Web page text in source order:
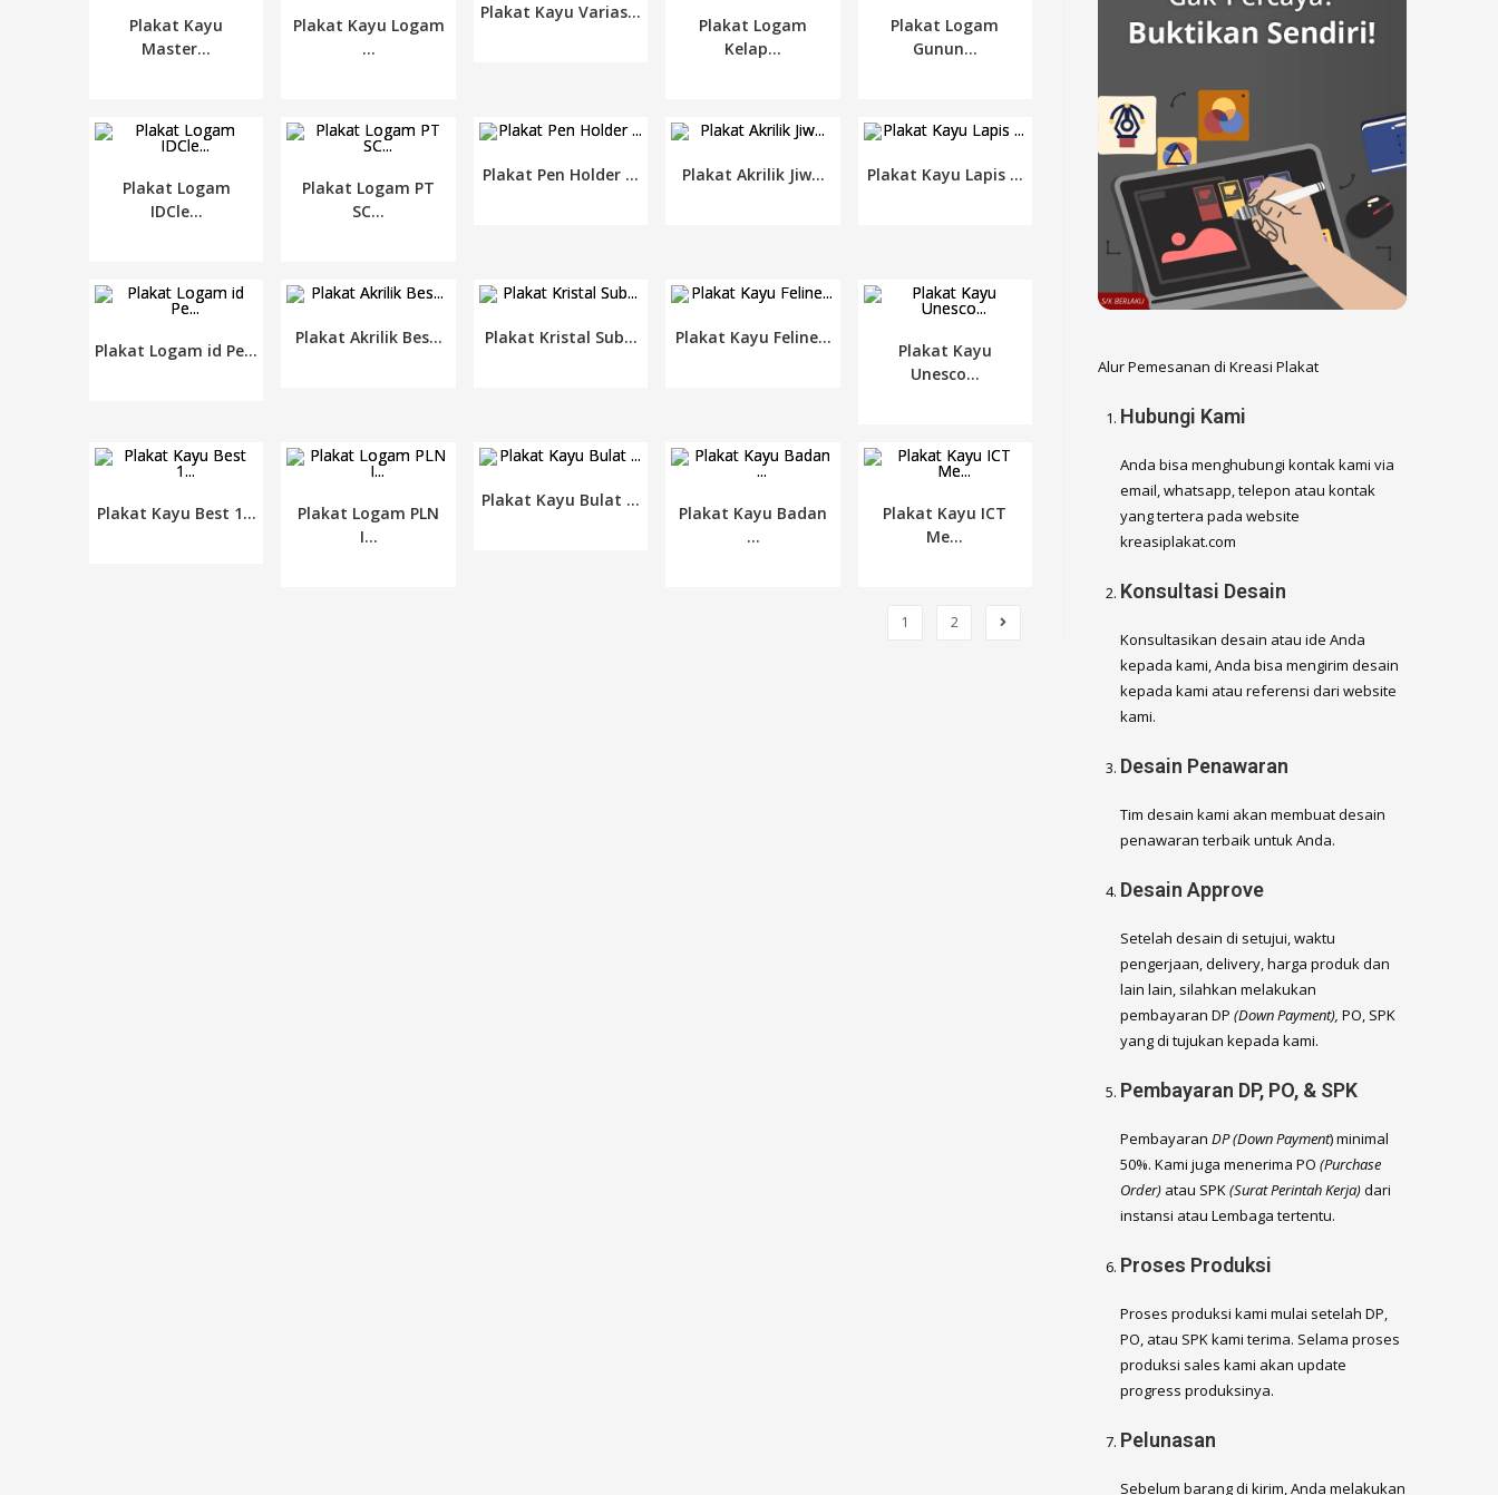
Plakat Kayu
Master...
Plakat Kayu Logam
...
Plakat Kayu Varias...
Plakat Logam
Kelap...
Plakat Logam
Gunun...
Plakat Logam
IDCle...
Plakat Logam PT
SC...
Plakat Pen Holder ... Plakat Akrilik Jiw... Plakat Kayu Lapis ...
Plakat Logam id Pe...
Plakat Akrilik Bes... Plakat Kristal Sub... Plakat Kayu Feline...
Plakat Kayu
Unesco...
Plakat Kayu Best 1...
Plakat Logam PLN
I...
Plakat Kayu Bulat ...
Plakat Kayu Badan
...
Plakat Kayu ICT
Me...
1 2
Alur Pemesanan di Kreasi Plakat
Hubungi Kami
Anda bisa menghubungi kontak kami via
email, whatsapp, telepon atau kontak
yang tertera pada website
kreasiplakat.com
Konsultasi Desain
Konsultasikan desain atau ide Anda
kepada kami, Anda bisa mengirim desain
kepada kami atau referensi dari website
kami.
Desain Penawaran
Tim desain kami akan membuat desain
penawaran terbaik untuk Anda.
Desain Approve
Setelah desain di setujui, waktu
pengerjaan, delivery, harga produk dan
lain lain, silahkan melakukan
pembayaran DP(Down Payment), PO, SPK
yang di tujukan kepada kami.
Pembayaran DP, PO, & SPK
PembayaranDP (Down Payment) minimal
50%. Kami juga menerima PO(Purchase
Order) atau SPK(Surat Perintah Kerja)dari
instansi atau Lembaga tertentu.
Proses Produksi
Proses produksi kami mulai setelah DP,
PO, atau SPK kami terima. Selama proses
produksi sales kami akan update
progress produksinya.
Pelunasan
Sebelum barang di kirim, Anda melakukan